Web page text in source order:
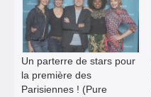
Un parterre de stars pour
la première des
Parisiennes ! (Pure